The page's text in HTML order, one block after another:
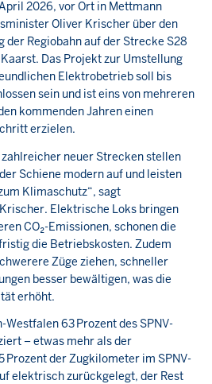
2026, vor Ort in Mettmann
Oliver Krischer über den
Regiobahn auf der Strecke S28
Das Projekt zur Umstellung
Elektrobetrieb soll bis
sein und ist eins von mehreren
kommenden Jahren einen
erzielen.
neuer Strecken stellen
Schiene modern auf und leisten
Klimaschutz“, sagt
Elektrische Loks bringen
CO₂-Emissionen, schonen die
die Betriebskosten. Zudem
Züge ziehen, schneller
besser bewältigen, was die
erhöht.
63 Prozent des SPNV-
– etwas mehr als der
Prozent der Zugkilometer im SPNV-
elektrisch zurückgelegt, der Rest